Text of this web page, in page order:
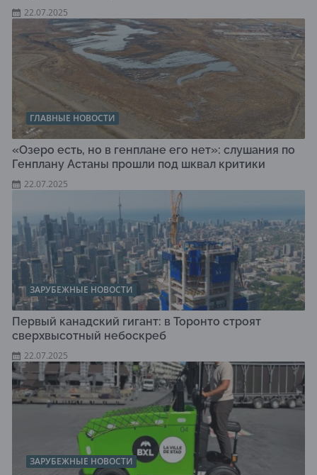
22.07.2025
ГЛАВНЫЕ НОВОСТИ
«Озеро есть, но в генплане его нет»: слушания по
Генплану Астаны прошли под шквал критики
22.07.2025
ЗАРУБЕЖНЫЕ НОВОСТИ
Первый канадский гигант: в Торонто строят
сверхвысотный небоскреб
22.07.2025
ЗАРУБЕЖНЫЕ НОВОСТИ